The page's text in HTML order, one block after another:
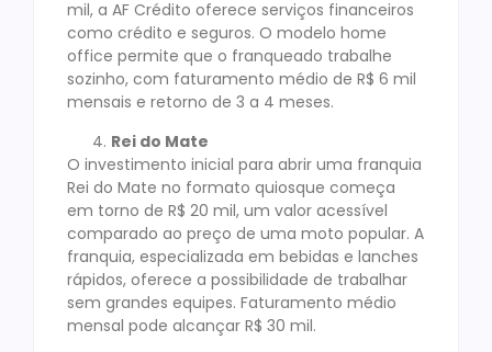
mil, a AF Crédito oferece serviços financeiros
como crédito e seguros. O modelo home
office permite que o franqueado trabalhe
sozinho, com faturamento médio de R$ 6 mil
mensais e retorno de 3 a 4 meses.
Rei do Mate
O investimento inicial para abrir uma franquia
Rei do Mate no formato quiosque começa
em torno de R$ 20 mil, um valor acessível
comparado ao preço de uma moto popular. A
franquia, especializada em bebidas e lanches
rápidos, oferece a possibilidade de trabalhar
sem grandes equipes. Faturamento médio
mensal pode alcançar R$ 30 mil.